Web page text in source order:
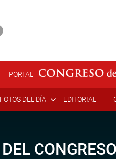
PORTAL
FOTOS DEL DÍA EDITORIAL